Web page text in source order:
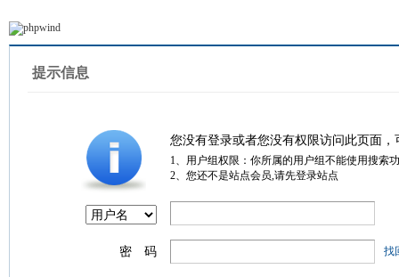
提示信息
您没有登录或者您没有权限访问此页面
1、用户组权限：你所属的用户组不能使用搜索
2、您还不是站点会员,请先登录站点
密 码 找